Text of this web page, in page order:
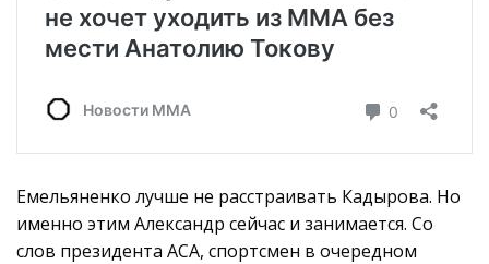
Емельяненко лучше не расстраивать Кадырова. Но
именно этим Александр сейчас и занимается. Со
слов президента АСА, спортсмен в очередном